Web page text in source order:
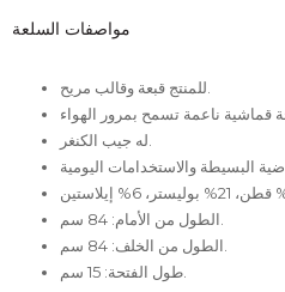
مواصفات السلعة